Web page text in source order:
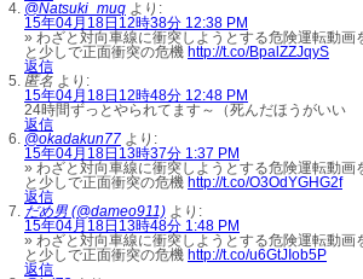
@Natsuki_muq より:
15年04月18日12時38分 12:38 PM
» わざと対向車線に衝突しようとする危険運転動
と少しで正面衝突の危機 http://t.co/BpalZZJqyS
返信
匿名 より:
15年04月18日12時48分 12:48 PM
24時間ずっとやられてます～（死んだほうがいい
返信
@okadakun77 より:
15年04月18日13時37分 1:37 PM
» わざと対向車線に衝突しようとする危険運転動
と少しで正面衝突の危機 http://t.co/O3OdYGHG2f
返信
だめ男 (@dameo911) より:
15年04月18日13時48分 1:48 PM
» わざと対向車線に衝突しようとする危険運転動
と少しで正面衝突の危機 http://t.co/u6GtJIob5P
返信